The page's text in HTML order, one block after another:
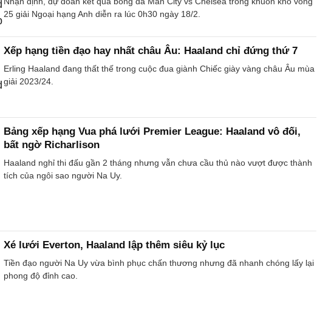
25 giải Ngoại hạng Anh diễn ra lúc 0h30 ngày 18/2.
Xếp hạng tiền đạo hay nhất châu Âu: Haaland chỉ đứng thứ 7
Erling Haaland đang thất thế trong cuộc đua giành Chiếc giày vàng châu Âu mùa
giải 2023/24.
Bảng xếp hạng Vua phá lưới Premier League: Haaland vô đối,
bất ngờ Richarlison
Haaland nghỉ thi đấu gần 2 tháng nhưng vẫn chưa cầu thủ nào vượt được thành
tích của ngôi sao người Na Uy.
Xé lưới Everton, Haaland lập thêm siêu kỷ lục
Tiền đạo người Na Uy vừa bình phục chấn thương nhưng đã nhanh chóng lấy lại
phong độ đỉnh cao.